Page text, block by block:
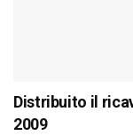
Distribuito il
2009